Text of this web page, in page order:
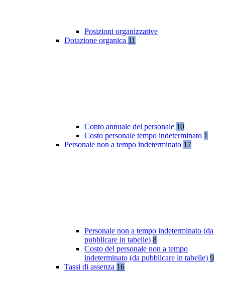
Posizioni organizzative
Dotazione organica 11
Conto annuale del personale 10
Costo personale tempo indeterminato 1
Personale non a tempo indeterminato 17
Personale non a tempo indeterminato (da
pubblicare in tabelle) 8
Costo del personale non a tempo
indeterminato (da pubblicare in tabelle) 9
Tassi di assenza 16